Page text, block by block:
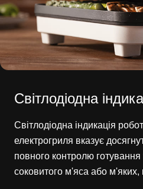
Світлодіодна
Світлодіодна індикація
електрогриля вказує
повного контролю
соковитого м'яса або м'яких,